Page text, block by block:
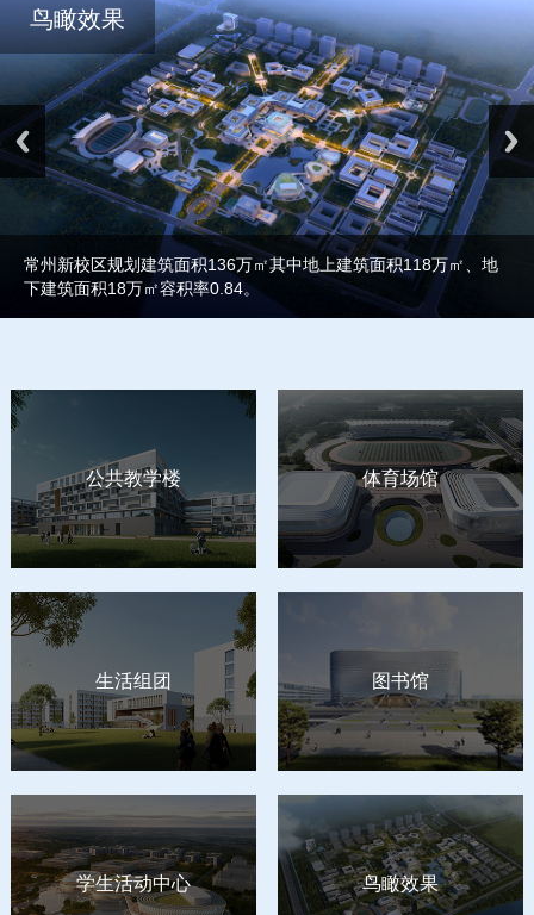
鸟瞰效果
常州新校区规划建筑面积136万㎡其中地上建筑面积118万㎡、地
下建筑面积18万㎡容积率0.84。
公共教学楼 体育场馆
生活组团 图书馆
学生活动中心 鸟瞰效果